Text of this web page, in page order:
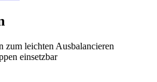
zum leichten Ausbalancieren
einsetzbar